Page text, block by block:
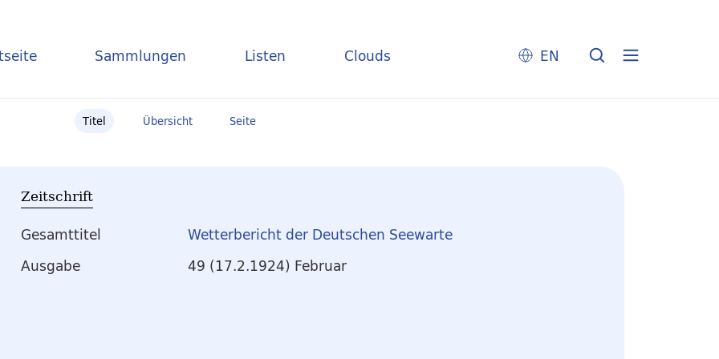
Sammlungen Listen Clouds EN
Titel Übersicht Seite
Zeitschrift
Gesamttitel
Wetterbericht der Deutschen Seewarte
Ausgabe
49 (17.2.1924) Februar